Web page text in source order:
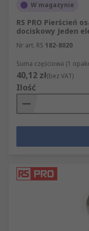
W magazynie
RS PRO Pierścień
dociskowy Jeden
Nr art. RS 182-8020
Suma częściowa (1
40,12 zł(bez VAT)
Ilość